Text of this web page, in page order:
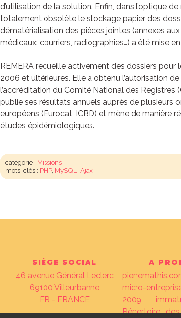
d’utilisation de la solution. Enfin, dans l’optique de
totalement obsolète le stockage papier des
dématérialisation des pièces jointes (annexes
médicaux: courriers, radiographies…) a été mise
REMERA recueille activement des dossiers pour
2006 et ultérieures. Elle a obtenu l’autorisation
l’accréditation du Comité National des Registres
publie ses résultats annuels auprès de plusieurs
européens (Eurocat, ICBD) et mène de manière
études épidémiologiques.
catégorie : Missions
mots-clés : PHP, MySQL Ajax
SIÈGE SOCIAL
46 avenue Général Leclerc
69100 Villeurbanne
FR - FRANCE
A
micro-
2009,
Répertoire